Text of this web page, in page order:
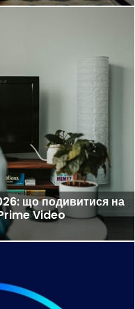
що подивитися на
Video